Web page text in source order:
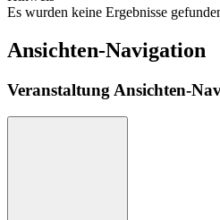
Es wurden keine Ergebnisse
Ansichten-Navigation
Veranstaltung Ansichten-